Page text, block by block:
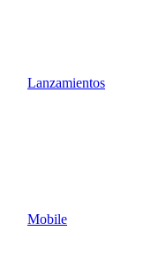
Lanzamientos
Mobile